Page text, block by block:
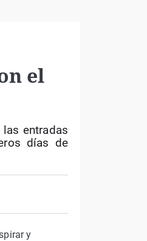
el
entradas
días de
y